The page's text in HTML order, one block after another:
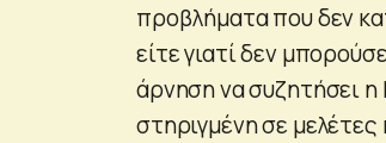
προβλήματα που δεν
είτε γιατί δεν
άρνηση να συζητήσει η
στηριγμένη σε